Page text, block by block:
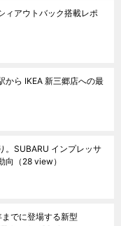
ィアウトバック搭載レポ
から IKEA 新三郷店への最
。SUBARU インプレッサ
向 （28 view）
でに登場する新型